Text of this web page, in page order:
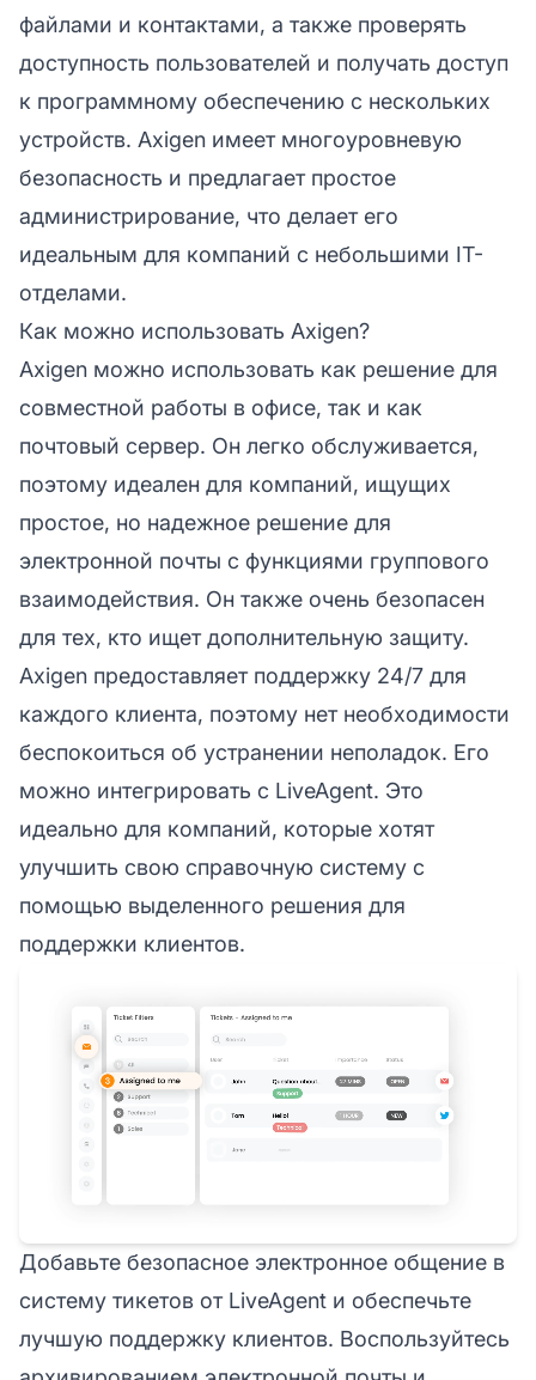
файлами и контактами, а также проверять
доступность пользователей и получать доступ
к программному обеспечению с нескольких
устройств. Axigen имеет многоуровневую
безопасность и предлагает простое
администрирование, что делает его
идеальным для компаний с небольшими IT-
отделами.
Как можно использовать Axigen?
Axigen можно использовать как решение для
совместной работы в офисе, так и как
почтовый сервер. Он легко обслуживается,
поэтому идеален для компаний, ищущих
простое, но надежное решение для
электронной почты с функциями группового
взаимодействия. Он также очень безопасен
для тех, кто ищет дополнительную защиту.
Axigen предоставляет поддержку 24/7 для
каждого клиента, поэтому нет необходимости
беспокоиться об устранении неполадок. Его
можно интегрировать с LiveAgent. Это
идеально для компаний, которые хотят
улучшить свою справочную систему с
помощью выделенного решения для
поддержки клиентов.
Добавьте безопасное электронное общение в
систему тикетов от LiveAgent и обеспечьте
лучшую поддержку клиентов. Воспользуйтесь